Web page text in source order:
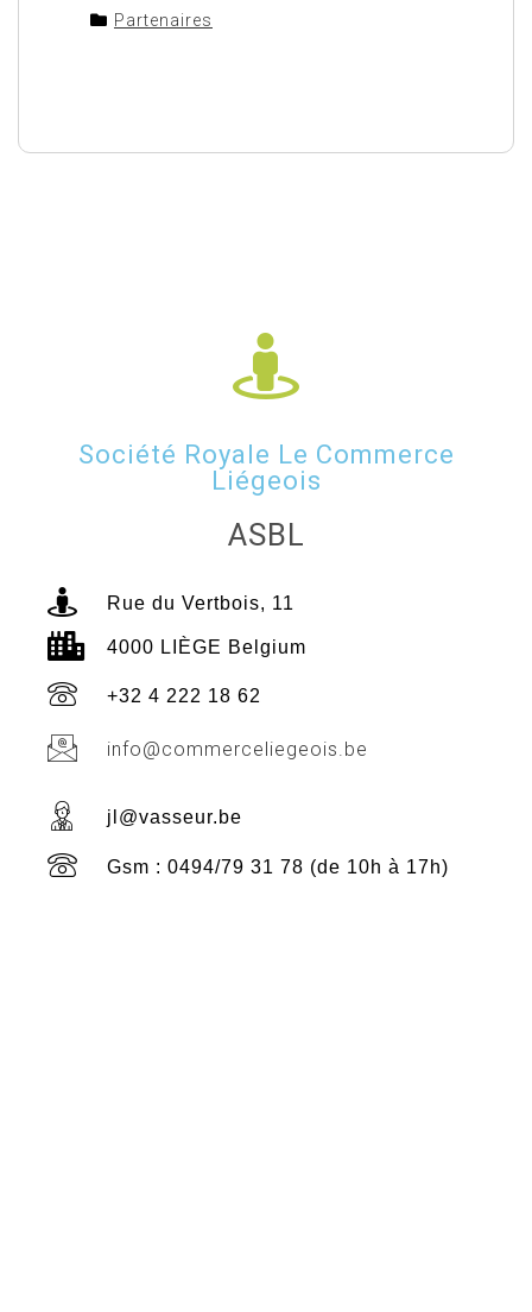
Partenaires
Société Royale Le Commerce
Liégeois
ASBL
Rue du Vertbois, 11
4000 LIÈGE Belgium
+32 4 222 18 62
info@commerceliegeois.be
jl@vasseur.be
Gsm : 0494/79 31 78 (de 10h à 17h)